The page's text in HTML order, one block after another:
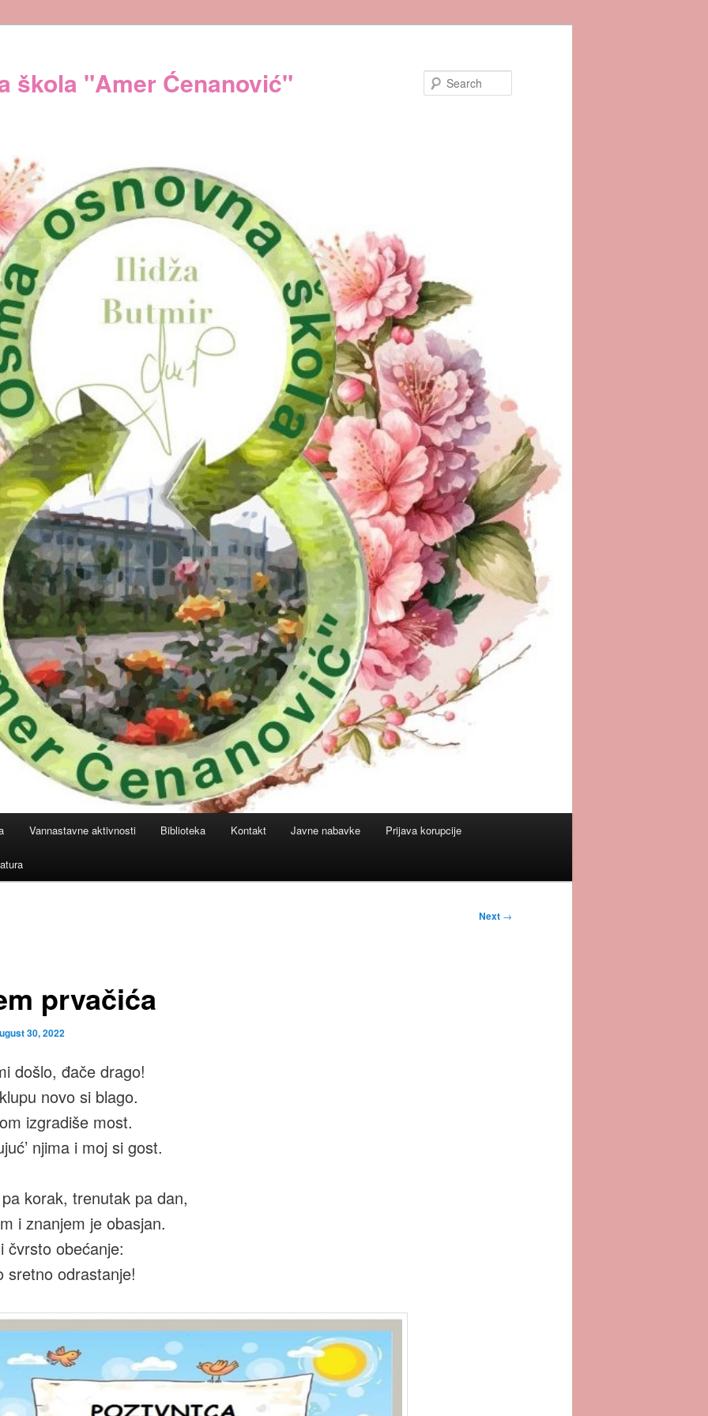
škola "Amer Ćenanović"
Vannastavne aktivnosti Biblioteka Kontakt Javne nabavke Prijava korupcije
Next →
prvačića
30, 2022
došlo, đače drago!
novo si blago.
izgradiše most.
njima i moj si gost.
korak, trenutak pa dan,
i znanjem je obasjan.
čvrsto obećanje:
sretno odrastanje!